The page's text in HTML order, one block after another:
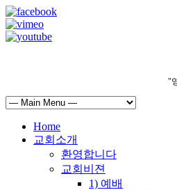
"
Home
교회소개
환영합니다
교회비젼
1) 예배